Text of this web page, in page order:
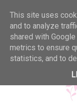
This site uses
and to analyze
shared with
metrics to ensure
statistics, and to